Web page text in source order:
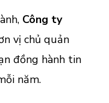
Công ty
vị chủ quản
đồng hành tin
năm.